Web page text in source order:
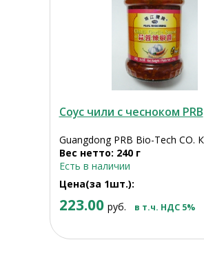
Соус чили с чесноком PRB
Guangdong PRB Bio-Tech CO.
Вес нетто: 240 г
Есть в наличии
Цена(за 1шт.):
223.00 руб. в т.ч. НДС 5%